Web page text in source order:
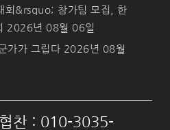
&rsquo; 참가팀 모집, 한
2026년 08월 06일
가가 그립다 2026년 08월
찬 : 010-3035-